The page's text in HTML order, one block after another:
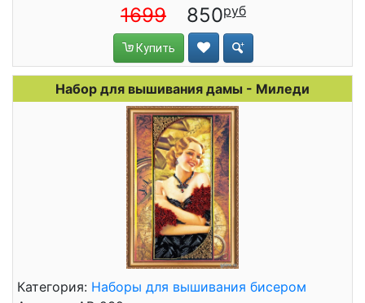
1699 850
Купить
Набор для вышивания дамы - Миледи
Категория: Наборы для вышивания бисером